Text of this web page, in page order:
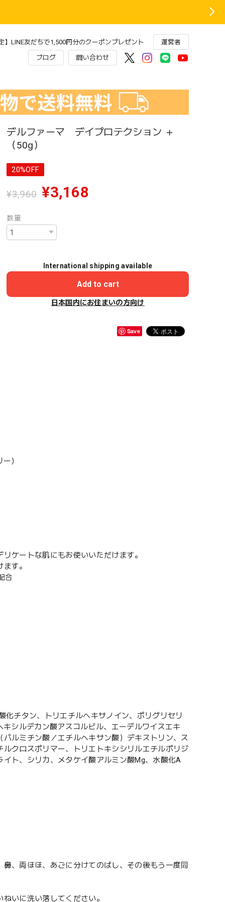
】LINE友だちで1,500円分のクーポンプレゼント 運営者
ブログ 問い合わせ
デルファーマ デイプロテクション ＋
（50g）
20%OFF
¥3,960 ¥3,168
数量
International shipping available
Add to cart
日本国内にお住まいの方向け
Save
）
ケートな肌にもお使いいただけます。
す。
合
チタン、トリエチルヘキサノイン、ポリグリセリ
シルデカン酸アスコルビル、エーデルワイスエキ
ルミチン酸／エチルヘキサン酸）デキストリン、ス
クロスポリマー、トリエトキシシリルエチルポリジ
ト、シリカ、メタケイ酸アルミン酸Mg、水酸化A
、両ほほ、あごに分けてのばし、その後もう一度同
いに洗い落してください。